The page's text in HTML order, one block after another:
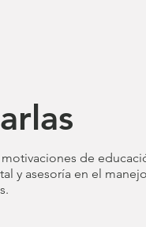
motivaciones de
y asesoría en el